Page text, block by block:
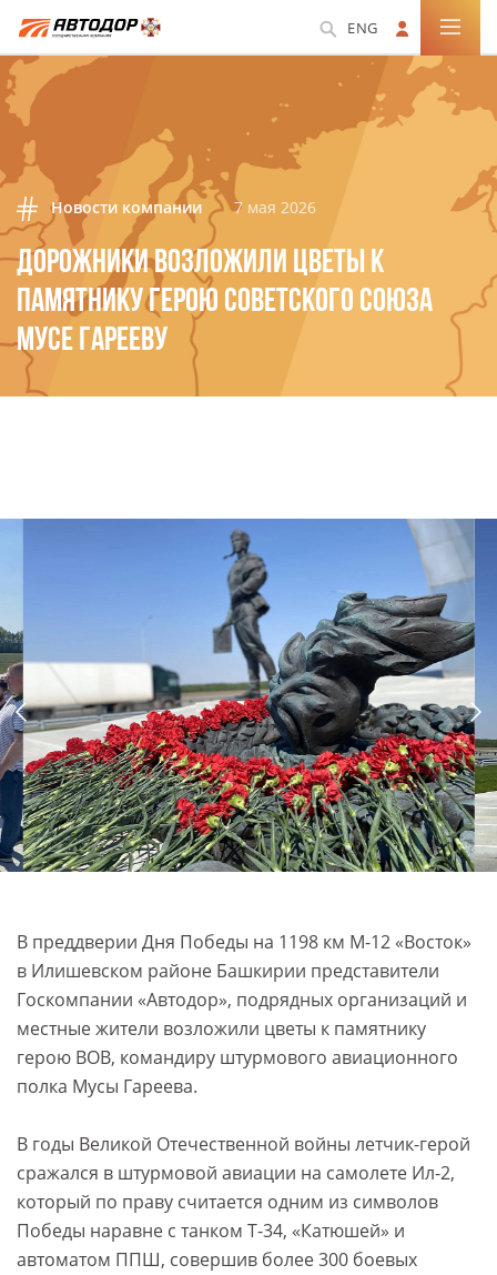
ENG
Новости компании 7 мая 2026
ДОРОЖНИКИ ВОЗЛОЖИЛИ ЦВЕТЫ К
ПАМЯТНИКУ ГЕРОЮ СОВЕТСКОГО СОЮЗА
МУСЕ ГАРЕЕВУ
В преддверии Дня Победы на 1198 км М-12 «Восток»
в Илишевском районе Башкирии представители
Госкомпании «Автодор», подрядных организаций и
местные жители возложили цветы к памятнику
герою ВОВ, командиру штурмового авиационного
полка Мусы Гареева.
В годы Великой Отечественной войны летчик-герой
сражался в штурмовой авиации на самолете Ил-2,
который по праву считается одним из символов
Победы наравне с танком Т-34, «Катюшей» и
автоматом ППШ, совершив более 300 боевых